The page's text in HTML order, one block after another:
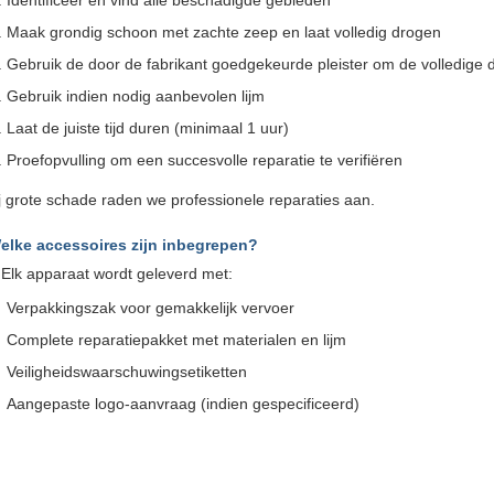
Maak grondig schoon met zachte zeep en laat volledig drogen
Gebruik de door de fabrikant goedgekeurde pleister om de volledige
Gebruik indien nodig aanbevolen lijm
Laat de juiste tijd duren (minimaal 1 uur)
Proefopvulling om een succesvolle reparatie te verifiëren
grote schade raden we professionele reparaties aan.
accessoires zijn inbegrepen?
Elk apparaat wordt geleverd met:
Verpakkingszak voor gemakkelijk vervoer
Complete reparatiepakket met materialen en lijm
Veiligheidswaarschuwingsetiketten
Aangepaste logo-aanvraag (indien gespecificeerd)